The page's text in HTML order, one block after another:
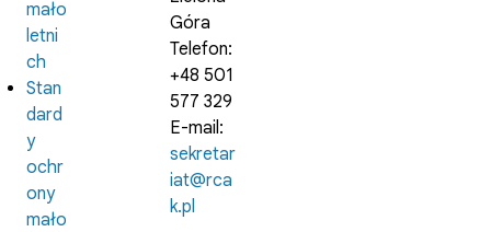
mało
letni
ch
Stan
dard
y
ochr
ony
mało
Góra
Telefon:
+48 501
577 329
E-mail:
sekretar
iat@rca
k.pl